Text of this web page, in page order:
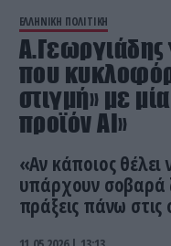
ΕΛΛΗΝΙΚΗ ΠΟΛΙΤΙΚΗ
που
στιγμή» με
προϊόν ΑΙ»
«Αν κάποιος θέλει
υπάρχουν σοβαρά
πράξεις πάνω στις